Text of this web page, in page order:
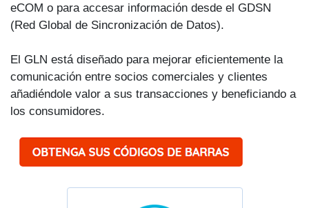
eCOM o para accesar información desde el GDSN
(Red Global de Sincronización de Datos).
El GLN está diseñado para mejorar eficientemente la
comunicación entre socios comerciales y clientes
añadiéndole valor a sus transacciones y beneficiando a
los consumidores.